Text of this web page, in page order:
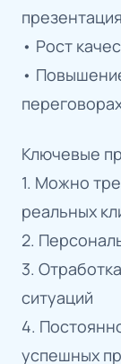
• Рост
•
Ключевые
1. Можно
реальных
2.
3.
ситуаций
4.
успешных